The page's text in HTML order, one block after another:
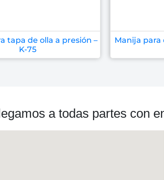
tapa de olla a presión –
K-75
Manija para
a todas partes con